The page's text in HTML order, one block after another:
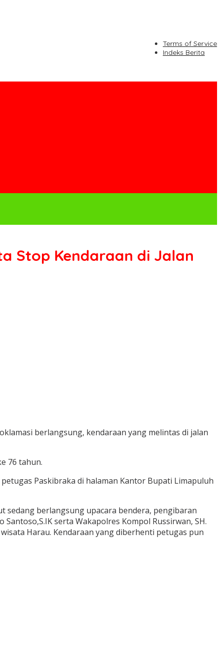
Terms of Service
Indeks Berita
Stop Kendaraan di Jalan
berlangsung, kendaraan yang melintas di jalan
76 tahun.
Paskibraka di halaman Kantor Bupati Limapuluh
sedang berlangsung upacara bendera, pengibaran
serta Wakapolres Kompol Russirwan, SH.
Harau. Kendaraan yang diberhenti petugas pun